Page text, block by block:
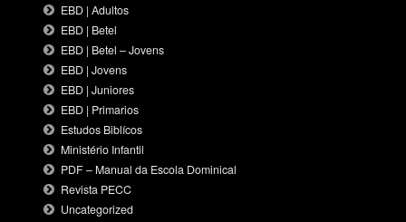
EBD | Adultos
EBD | Betel
EBD | Betel – Jovens
EBD | Jovens
EBD | Juniores
EBD | Primarios
Estudos Biblícos
Ministério Infantil
PDF – Manual da Escola Dominical
Revista PECC
Uncategorized